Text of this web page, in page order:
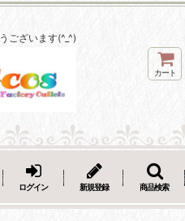
ございます(^_^)
カート
ログイン 新規登録 商品検索